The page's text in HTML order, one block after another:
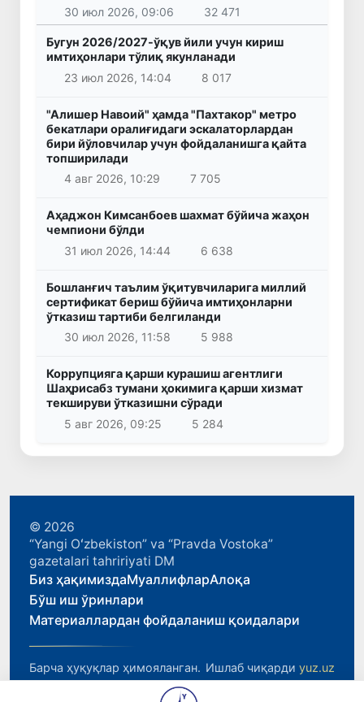
30 июл 2026, 09:06 32 471
Бугун 2026/2027-ўқув йили учун кириш
имтиҳонлари тўлиқ якунланади
23 июл 2026, 14:04
8 017
"Алишер Навоий" ҳамда "Пахтакор" метро
бекатлари оралиғидаги эскалаторлардан
бири йўловчилар учун фойдаланишга қайта
топширилади
4 авг 2026, 10:29
7 705
Аҳаджон Кимсанбоев шахмат бўйича жаҳон
чемпиони бўлди
31 июл 2026, 14:44
6 638
Бошланғич таълим ўқитувчиларига миллий
сертификат бериш бўйича имтиҳонларни
ўтказиш тартиби белгиланди
30 июл 2026, 11:58
5 988
Коррупцияга қарши курашиш агентлиги
Шаҳрисабз тумани ҳокимига қарши хизмат
текшируви ўтказишни сўради
5 авг 2026, 09:25
5 284
© 2026
“Yangi Oʻzbekiston” va “Pravda Vostoka”
gazetalari tahririyati DM
Биз ҳақимиздаМуаллифларАлоқа
Бўш иш ўринлари
Материаллардан фойдаланиш қоидалари
Барча ҳуқуқлар ҳимояланган. Ишлаб чиқарди yuz.uz